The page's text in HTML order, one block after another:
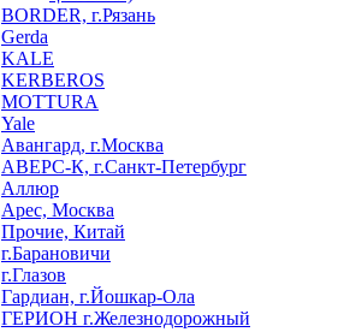
BORDER, г.Рязань
Gerda
KALE
KERBEROS
MOTTURA
Yale
Авангард, г.Москва
АВЕРС-К, г.Санкт-Петербург
Аллюр
Арес, Москва
Прочие, Китай
г.Барановичи
г.Глазов
Гардиан, г.Йошкар-Ола
ГЕРИОН г.Железнодорожный